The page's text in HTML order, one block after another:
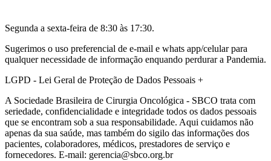
Segunda a sexta-feira de 8:30 às 17:30.
Sugerimos o uso preferencial de e-mail e whats app/celular para
qualquer necessidade de informação enquando perdurar a Pandemia.
LGPD - Lei Geral de Proteção de Dados Pessoais +
A Sociedade Brasileira de Cirurgia Oncológica - SBCO trata com
seriedade, confidencialidade e integridade todos os dados pessoais
que se encontram sob a sua responsabilidade. Aqui cuidamos não
apenas da sua saúde, mas também do sigilo das informações dos
pacientes, colaboradores, médicos, prestadores de serviço e
fornecedores. E-mail: gerencia@sbco.org.br